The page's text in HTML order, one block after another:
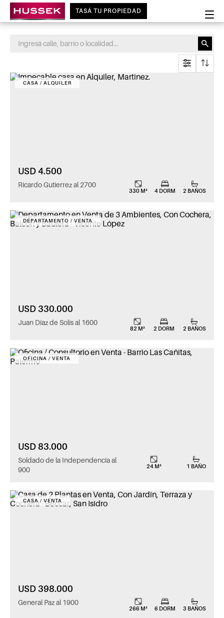
TASÁ TU PROPIEDAD
CASA / ALQUILER
USD 4.500
Ricardo Gutierrez al 2700
330 M² 4 DORM 2 BAÑOS
DEPARTAMENTO / VENTA
USD 330.000
Juan Díaz de Solís al 1600
82 M² 2 DORM 2 BAÑOS
OFICINA / VENTA
USD 83.000
Soldado de la Independencia al
900
24 M² 1 BAÑO
CASA / VENTA
USD 398.000
General Paz al 1900
266 M² 6 DORM 3 BAÑOS